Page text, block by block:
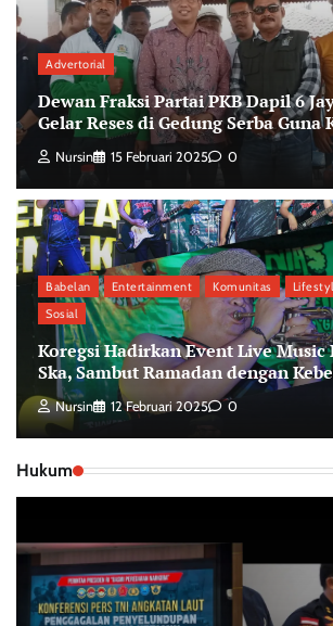
Advertorial
Dewan Fraksi Partai PKB Dapil 6
Gelar Reses di Gedung Serba
Nursin 15 Februari 2025 0
Babelan Entertainment Komunitas
Sosial
Koregsi Hadirkan Event Live Music
Ska, Sambut Ramadan dengan
Nursin 12 Februari 2025 0
Hukum